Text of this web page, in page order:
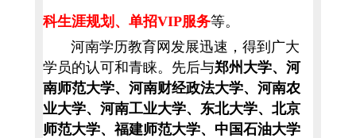
科生涯规划、单招VIP服务等。
河南学历教育网发展迅速，得到广大
学员的认可和青睐。先后与郑州大学、河
南师范大学、河南财经政法大学、河南农
业大学、河南工业大学、东北大学、北京
师范大学、福建师范大学、中国石油大学